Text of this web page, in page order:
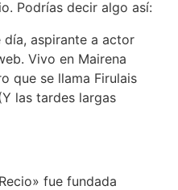
Podrías decir algo así:
día, aspirante a actor
Vivo en Mairena
que se llama Firulais
las tardes largas
fue fundada